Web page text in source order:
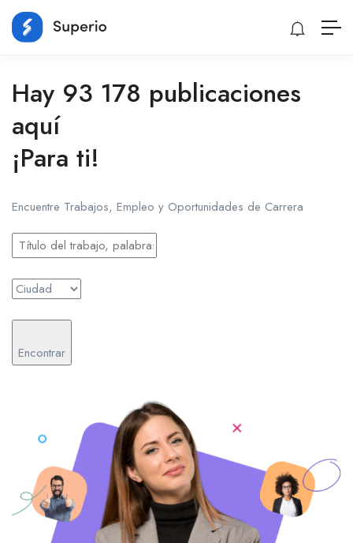
Hay 93 178 publicaciones
aquí
¡Para ti!
Encuentre Trabajos, Empleo y Oportunidades de Carrera
Encontrar